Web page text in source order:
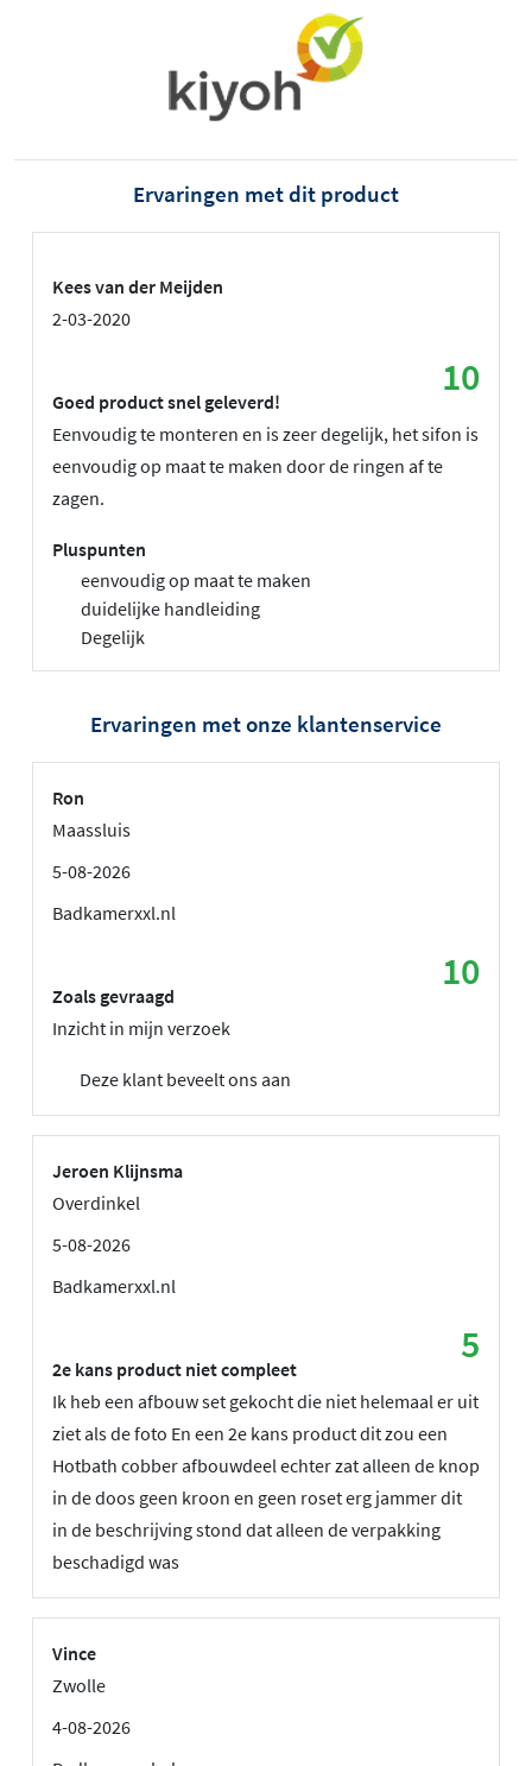
Ervaringen met dit product
Kees van der Meijden
2-03-2020
10
Goed product snel geleverd!
Eenvoudig te monteren en is zeer degelijk, het sifon is
eenvoudig op maat te maken door de ringen af te
zagen.
Pluspunten
eenvoudig op maat te maken
duidelijke handleiding
Degelijk
Ervaringen met onze klantenservice
Ron
Maassluis
5-08-2026
Badkamerxxl.nl
10
Zoals gevraagd
Inzicht in mijn verzoek
Deze klant beveelt ons aan
Jeroen Klijnsma
Overdinkel
5-08-2026
Badkamerxxl.nl
5
2e kans product niet compleet
Ik heb een afbouw set gekocht die niet helemaal er uit
ziet als de foto En een 2e kans product dit zou een
Hotbath cobber afbouwdeel echter zat alleen de knop
in de doos geen kroon en geen roset erg jammer dit
in de beschrijving stond dat alleen de verpakking
beschadigd was
Vince
Zwolle
4-08-2026